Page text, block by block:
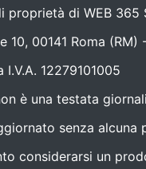
proprietà di WEB 365
10, 00141 Roma (RM)
12279101005
è una testata
senza alcuna
considerarsi un